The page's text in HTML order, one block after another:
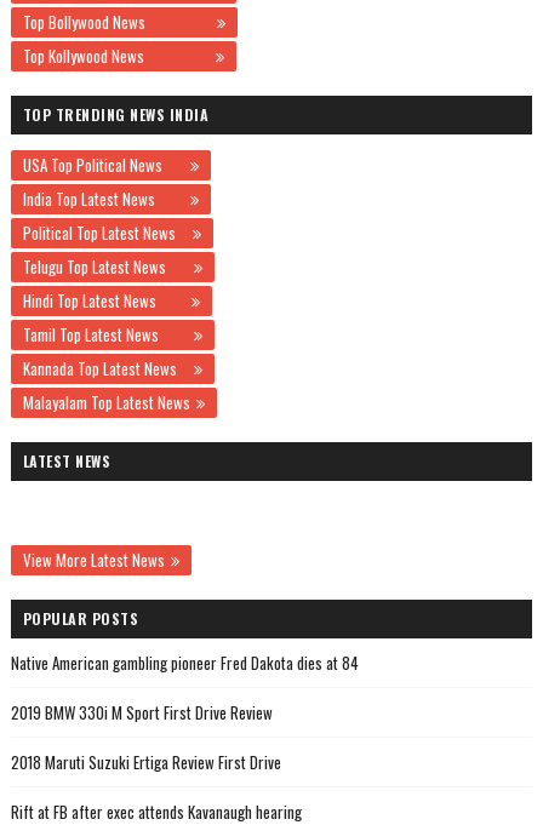
Top Bollywood News
Top Kollywood News
TOP TRENDING NEWS INDIA
USA Top Political News
India Top Latest News
Political Top Latest News
Telugu Top Latest News
Hindi Top Latest News
Tamil Top Latest News
Kannada Top Latest News
Malayalam Top Latest News
LATEST NEWS
View More Latest News
POPULAR POSTS
Native American gambling pioneer Fred Dakota dies at 84
2019 BMW 330i M Sport First Drive Review
2018 Maruti Suzuki Ertiga Review First Drive
Rift at FB after exec attends Kavanaugh hearing